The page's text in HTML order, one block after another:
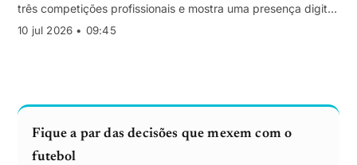
três competições profissionais e mostra uma presença digital
com escala relevante, mas fortemente concentrada no topo
10 jul 2026 • 09:45
Fique a par das decisões que mexem com o
futebol